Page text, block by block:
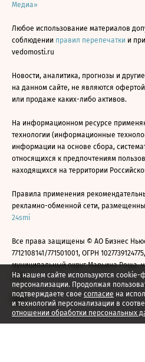
На нашем сайте используются cookie-
персонализации. Продолжая
подтверждаете свое согласие на
и технологий персонализации в
отношении обработки персональных
Медиа»
Любое использование материалов
соблюдении правил перепечатки и
vedomosti.ru
Новости, аналитика, прогнозы и
на данном сайте, не являются
или продаже каких-либо активов.
На информационном ресурсе
технологии (информационные
информации на основе сбора,
относящихся к предпочтениям
находящихся на территории
Правила применения
рекламно-обменной сети,
24smi
Все права защищены © АО Бизнес
7712108141/771501001, ОГРН
муниципальный округ Марьина Роща,
2026